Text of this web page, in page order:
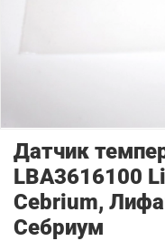
Датчик
LBA3616100
Cebrium,
Себриум